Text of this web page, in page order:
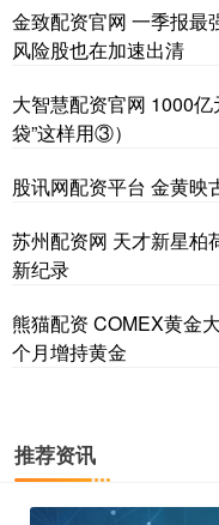
金致配资官网 一季报最
风险股也在加速出清
大智慧配资官网 1000
袋”这样用③）
股讯网配资平台 金黄映
苏州配资网 天才新星柏
新纪录
熊猫配资 COMEX黄金
个月增持黄金
推荐资讯